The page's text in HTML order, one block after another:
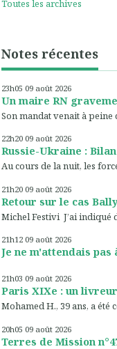
Toutes les archives
Notes récentes
23h05 09 août 2026
Un maire RN
Son mandat venait à peine
22h20 09 août 2026
Russie-Ukraine :
Au cours de la nuit, les
21h20 09 août 2026
Retour sur le cas
Michel Festivi J’ai indiqué
21h12 09 août 2026
Je ne m'attendais pas
21h03 09 août 2026
Paris XIXe : un
Mohamed H., 39 ans, a été
20h05 09 août 2026
Terres de Mission